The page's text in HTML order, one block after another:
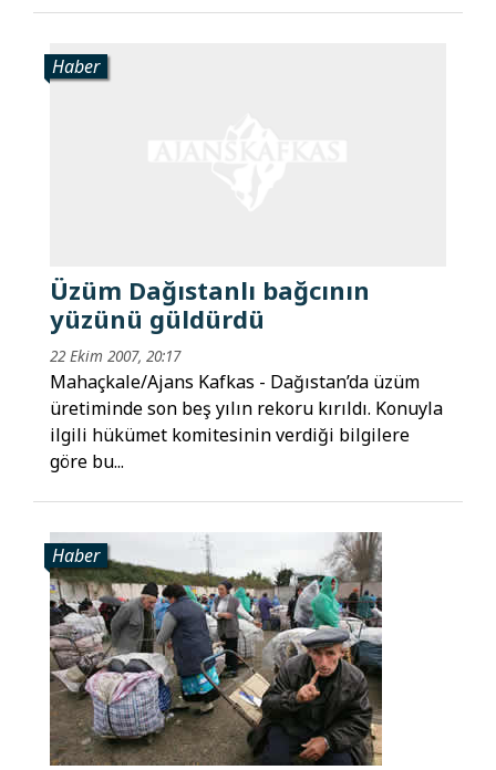
Haber
Üzüm Dağıstanlı bağcının
yüzünü güldürdü
22 Ekim 2007, 20:17
Mahaçkale/Ajans Kafkas - Dağıstan’da üzüm
üretiminde son beş yılın rekoru kırıldı. Konuyla
ilgili hükümet komitesinin verdiği bilgilere
göre bu...
Haber